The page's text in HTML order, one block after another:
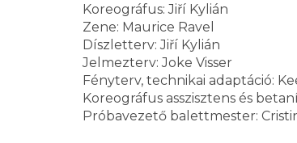
Koreográfus: Jiří Kylián
Zene: Maurice Ravel
Díszletterv: Jiří Kylián
Jelmezterv: Joke Visser
Fényterv, technikai adaptáció:
Koreográfus asszisztens és
Próbavezető balettmester: